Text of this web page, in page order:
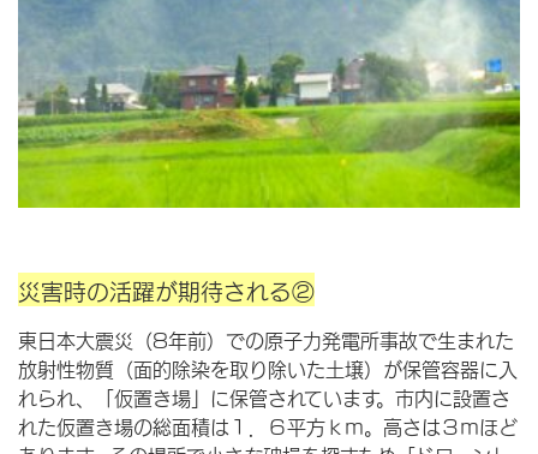
災害時の活躍が期待される②
東日本大震災（8年前）での原子力発電所事故で生まれた
放射性物質（面的除染を取り除いた土壌）が保管容器に入
れられ、「仮置き場」に保管されています。市内に設置さ
れた仮置き場の総面積は１．６平方ｋｍ。高さは３ｍほど